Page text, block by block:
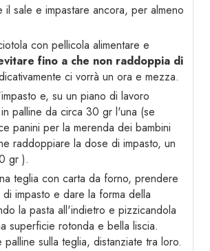
il sale e impastare ancora, per almeno
con pellicola alimentare e
fino a che non raddoppia di
ci vorrà un ora e mezza.
e, su un piano di lavoro
palline da circa 30 gr l'una (se
panini per la merenda dei bambini
raddoppiare la dose di impasto, un
gr ).
teglia con carta da forno, prendere
impasto e dare la forma della
la pasta all'indietro e pizzicandola
superficie rotonda e bella liscia.
palline sulla teglia, distanziate tra loro.